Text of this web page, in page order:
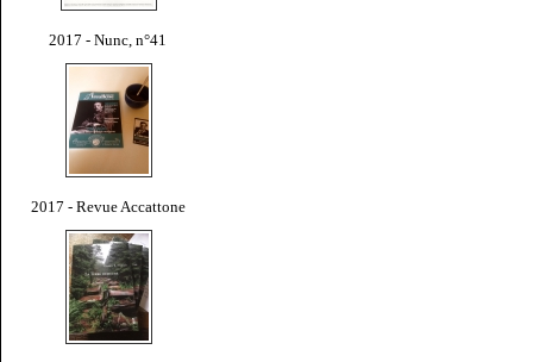
2017 - Nunc, n°41
2017 - Revue Accattone